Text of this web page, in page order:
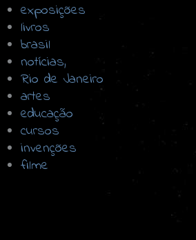
exposições
livros
brasil
notícias,
Rio de Janeiro
artes
educação
cursos
invenções
filme